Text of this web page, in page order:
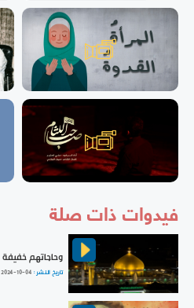
فيدوات ذات صلة
وحاجاتهم خفيفة
تاريخ النشر : 2024-10-04